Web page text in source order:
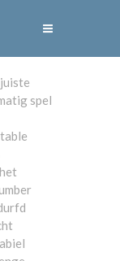
spel